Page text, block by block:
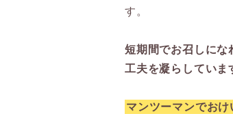
す。
短期間でお召しにな
工夫を凝らしていま
マンツーマンでお